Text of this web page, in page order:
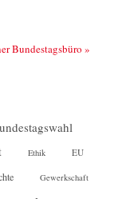
Bundestagsbüro »
Ethik EU
Gewerkschaft